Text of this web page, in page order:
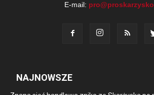
E-mail:
NAJNOWSZE